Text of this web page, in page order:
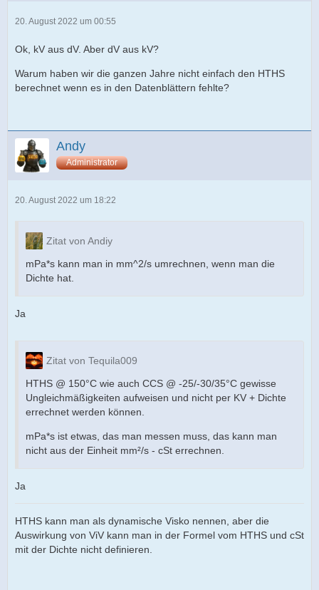
20. August 2022 um 00:55
Ok, kV aus dV. Aber dV aus kV?
Warum haben wir die ganzen Jahre nicht einfach den HTHS
berechnet wenn es in den Datenblättern fehlte?
Andy
Administrator
20. August 2022 um 18:22
Zitat von Andiy
mPa*s kann man in mm^2/s umrechnen, wenn man die
Dichte hat.
Ja
Zitat von Tequila009
HTHS @ 150°C wie auch CCS @ -25/-30/35°C gewisse
Ungleichmäßigkeiten aufweisen und nicht per KV + Dichte
errechnet werden können.
mPa*s ist etwas, das man messen muss, das kann man
nicht aus der Einheit mm²/s - cSt errechnen.
Ja
HTHS kann man als dynamische Visko nennen, aber die
Auswirkung von ViV kann man in der Formel vom HTHS und cSt
mit der Dichte nicht definieren.